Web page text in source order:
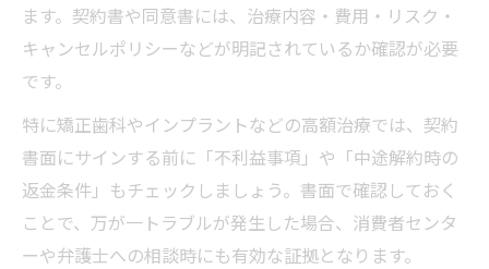
ます。契約書や同意書には、治療内容・費用・リスク・
キャンセルポリシーなどが明記されているか確認が必要
です。
特に矯正歯科やインプラントなどの高額治療では、契約
書面にサインする前に「不利益事項」や「中途解約時の
返金条件」もチェックしましょう。書面で確認しておく
ことで、万が一トラブルが発生した場合、消費者センタ
ーや弁護士への相談時にも有効な証拠となります。